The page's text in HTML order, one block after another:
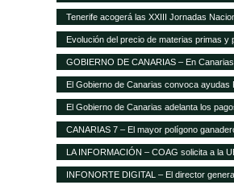
Tenerife acogerá las XXIII Jornadas
Seguridad Alimentaria de AVESA
Evolución del precio de materias primas y
enero
GOBIERNO DE CANARIAS – En
El Gobierno de Canarias convoca ayudas
millones de euros
El Gobierno de Canarias adelanta los
del POSEI ganadero
CANARIAS 7 – El mayor polígono
Corralillos
LA INFORMACIÓN – COAG solicita a la
tengan el mismo porcentaje de
INFONORTE DIGITAL – El director